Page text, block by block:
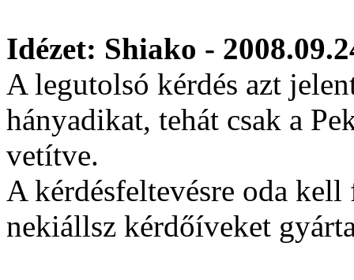
Idézet: Shiako -
A legutolsó kérdés azt
hányadikat, tehát csak a
vetítve.
A kérdésfeltevésre oda
nekiállsz kérdőíveket